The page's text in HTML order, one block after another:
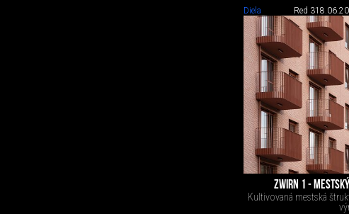
Diela Red 3
ZWIRN 1 -
Kultivovaná mestská